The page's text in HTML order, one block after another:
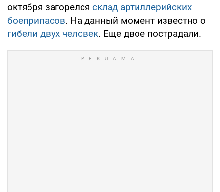
октября загорелся склад артиллерийских
боеприпасов. На данный момент известно о
гибели двух человек. Еще двое пострадали.